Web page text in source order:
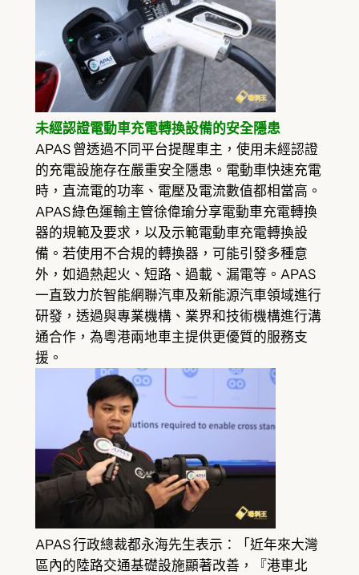
未經認證電動車充電轉換設備的安全隱患
APAS 曾透過不同平台提醒車主，使用未經認證
的充電設施存在嚴重安全隱患。電動車快速充電
時，直流電的功率、電壓及電流數值都相當高。
APAS 綠色運輸主管徐偉瑜分享電動車充電轉換
器的規範及要求，以及示範電動車充電轉換設
備。若使用不合規的轉換器，可能引發多種意
外，如過熱起火、短路、過載、漏電等。APAS
一直致力於智能網聯汽車及新能源汽車領域進行
研發，透過與專業機構、業界和技術機構進行溝
通合作，為粵港兩地車主提供更優質的服務支
援。
APAS 行政總裁都永海先生表示：「近年來大灣
區內的陸路交通基礎設施顯著改善，『港車北